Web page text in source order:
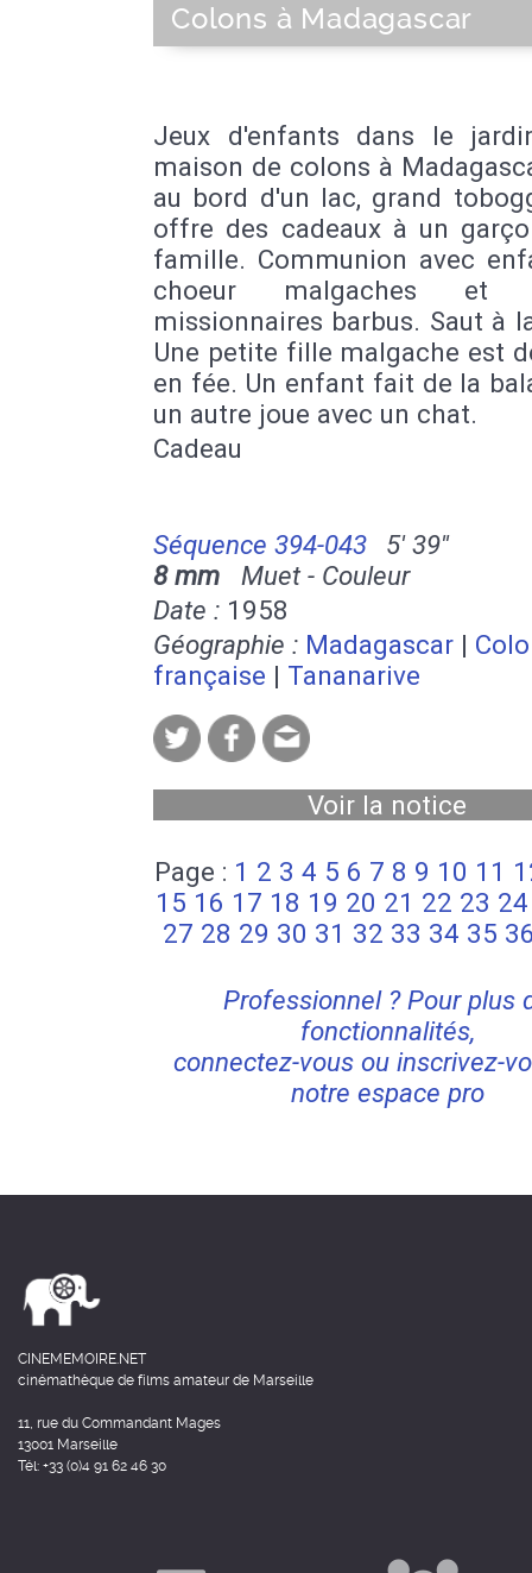
Colons à Madagascar
Jeux d'enfants dans le
maison de colons à
au bord d'un lac, grand
offre des cadeaux à un
famille. Communion avec
choeur malgaches et
missionnaires barbus. Saut à
Une petite fille malgache est
en fée. Un enfant fait de la
un autre joue avec un chat.
Cadeau
Séquence 394-043
5' 39''
8 mm Muet - Couleur
Date : 1958
Géographie : Madagascar |
française | Tananarive
Voir la notice
Page : 1 2 3 4 5 6 7 8 9 10 11
15 16 17 18 19 20 21 22 23 24
27 28 29 30 31 32 33 34 35
Professionnel ? Pour plus
fonctionnalités,
connectez-vous ou inscrivez-
notre espace pro
CINEMEMOIRE.NET
cinémathèque de films amateur de Marseille
11, rue du Commandant Mages
13001 Marseille
Tél: +33 (0)4 91 62 46 30